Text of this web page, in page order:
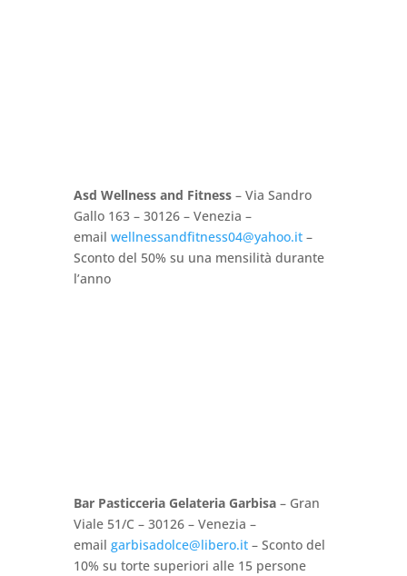
Asd Wellness and Fitness– Via Sandro
Gallo 163 – 30126 – Venezia –
email wellnessandfitness04@yahoo.it–
Sconto del 50% su una mensilità durante
l’anno
Bar Pasticceria Gelateria Garbisa– Gran
Viale 51/C – 30126 – Venezia –
email garbisadolce@libero.it– Sconto del
10% su torte superiori alle 15 persone